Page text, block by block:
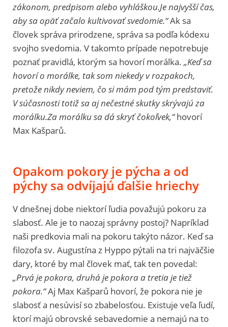
zákonom, predpisom alebo vyhláškou.Je najvyšší čas,
aby sa opäť začalo kultivovať svedomie.“Ak sa
človek správa prirodzene, správa sa podľa kódexu
svojho svedomia. V takomto prípade nepotrebuje
poznať pravidlá, ktorým sa hovorí morálka. „Keď sa
hovorí o morálke, tak som niekedy v rozpakoch,
pretože nikdy neviem, čo si mám pod tým predstaviť.
V súčasnosti totiž sa aj nečestné skutky skrývajú za
morálku.Za morálku sa dá skryť čokoľvek,“hovorí
Max Kašparů.
Opakom pokory je pýcha a od
pýchy sa odvíjajú ďalšie hriechy
V dnešnej dobe niektorí ľudia považujú pokoru za
slabosť. Ale je to naozaj správny postoj? Napríklad
naši predkovia mali na pokoru takýto názor. Keď sa
filozofa sv. Augustína z Hyppo pýtali na tri najväčšie
dary, ktoré by mal človek mať, tak ten povedal:
„Prvá je pokora, druhá je pokora a tretia je tiež
pokora.“Aj Max Kašparů hovorí, že pokora nie je
slabosť a nesúvisí so zbabelosťou. Existuje veľa ľudí,
ktorí majú obrovské sebavedomie a nemajú na to